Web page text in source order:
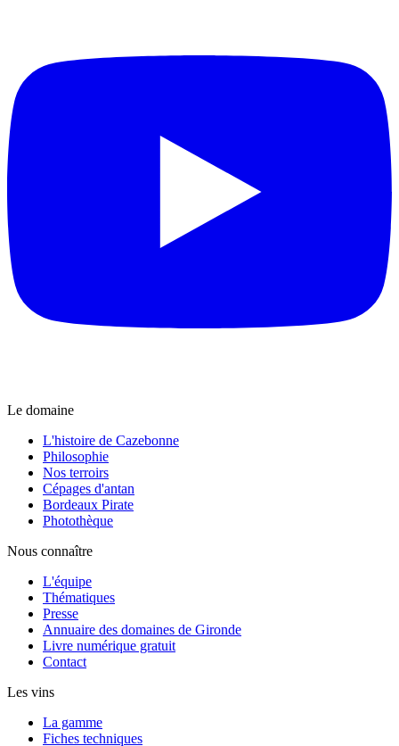
Le domaine
L'histoire de Cazebonne
Philosophie
Nos terroirs
Cépages d'antan
Bordeaux Pirate
Photothèque
Nous connaître
L'équipe
Thématiques
Presse
Annuaire des domaines de Gironde
Livre numérique gratuit
Contact
Les vins
La gamme
Fiches techniques